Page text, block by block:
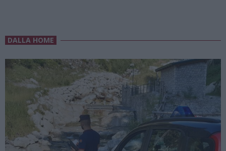
DALLA HOME